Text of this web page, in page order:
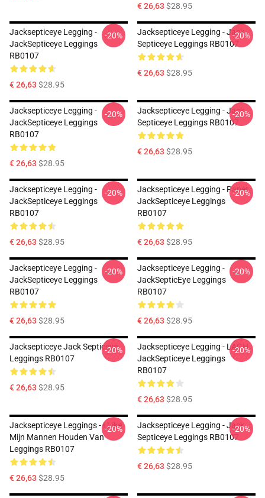
€ 26,63 $28.95
Jacksepticeye Legging -
JackSepticeye Leggings
RB0107
€ 26,63 $28.95
-20%
Jacksepticeye Legging - Jack
Septiceye Leggings RB0107
€ 26,63 $28.95
-20%
Jacksepticeye Legging -
JackSepticeye Leggings
RB0107
€ 26,63 $28.95
-20%
Jacksepticeye Legging - Jack
Septiceye Leggings RB0107
€ 26,63 $28.95
-20%
Jacksepticeye Legging -
JackSepticeye Leggings
RB0107
€ 26,63 $28.95
-20%
Jacksepticeye Legging - Paper
JackSepticeye Leggings
RB0107
€ 26,63 $28.95
-20%
Jacksepticeye Legging -
JackSepticeye Leggings
RB0107
€ 26,63 $28.95
-20%
Jacksepticeye Legging -
JackSepticEye Leggings
RB0107
€ 26,63 $28.95
-20%
Jacksepticeye Jack Septiceye.
Leggings RB0107
€ 26,63 $28.95
-20%
Jacksepticeye Legging - LAGH
JackSepticeye Leggings
RB0107
€ 26,63 $28.95
-20%
Jacksepticeye Leggings - I Like
Mijn Mannen Houden Van
Leggings RB0107
€ 26,63 $28.95
-20%
Jacksepticeye Legging - Jack
Septiceye Leggings RB0107
€ 26,63 $28.95
-20%